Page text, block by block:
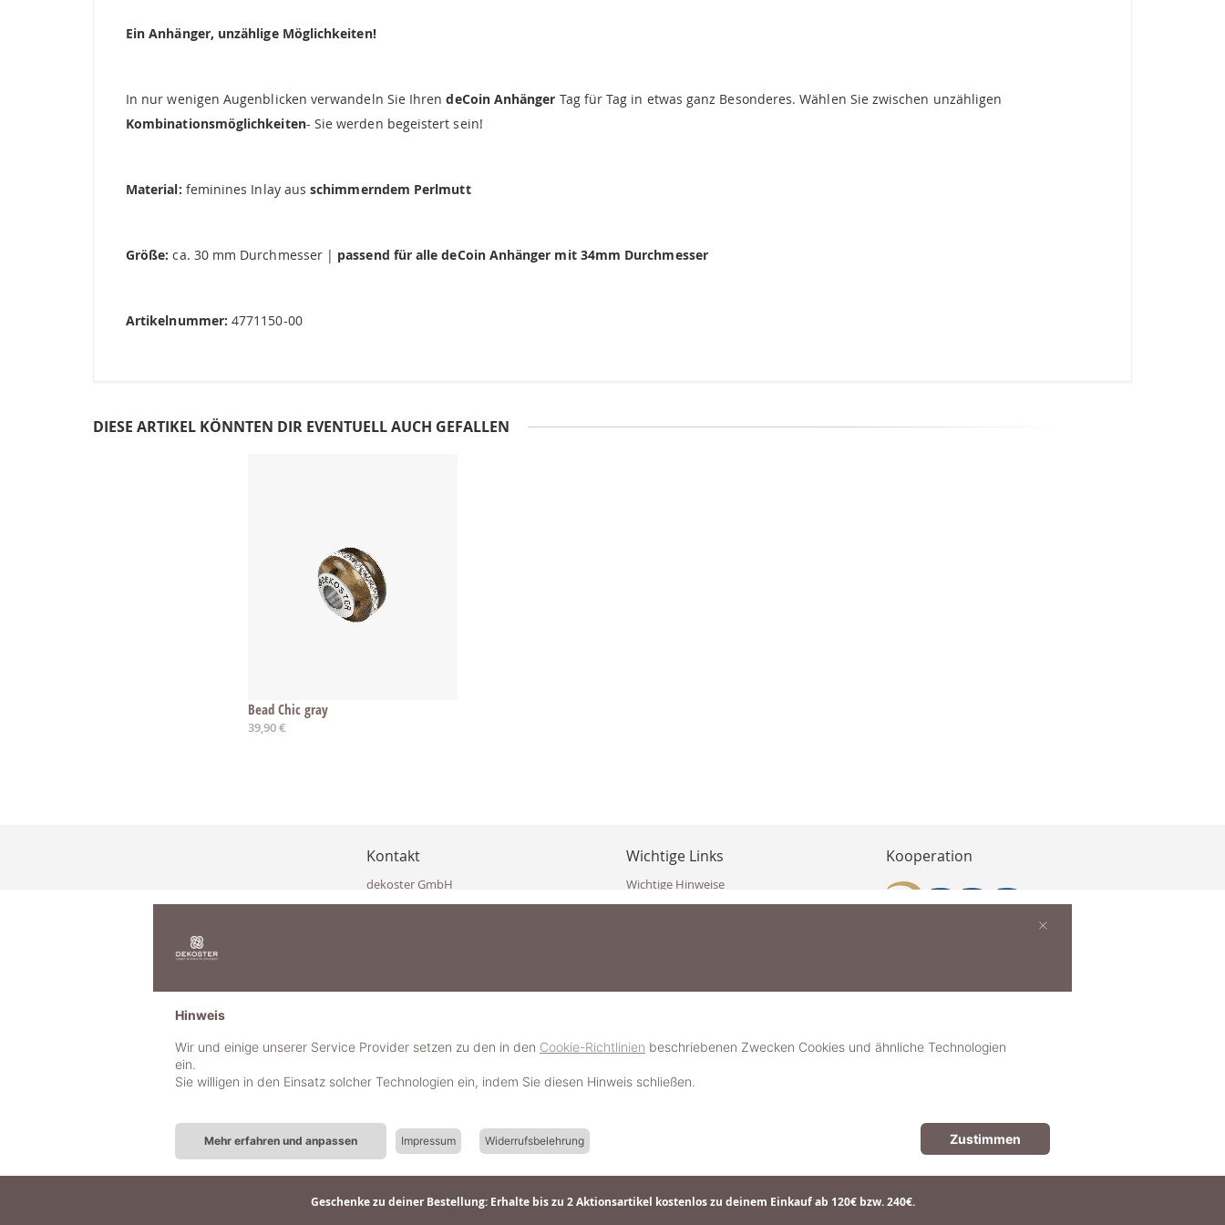
Geschenke zu deiner Bestellung: Erhalte bis zu 2 Aktionsartikel kostenlos zu deinem Einkauf ab 120€ bzw. 240€.
Ein Anhänger, unzählige Möglichkeiten!
In nur wenigen Augenblicken verwandeln Sie IhrendeCoin Anhänger Tag für Tag in etwas ganz Besonderes. Wählen Sie zwischen unzähligen
Kombinationsmöglichkeiten- Sie werden begeistert sein!
Material: feminines Inlay ausschimmerndem Perlmutt
Größe: ca. 30 mm Durchmesser | passend für alle deCoin Anhänger mit 34mm Durchmesser
Artikelnummer:4771150-00
DIESE ARTIKEL KÖNNTEN DIR EVENTUELL AUCH GEFALLEN
Bead Chic gray
39,90 €
Kontakt
dekoster GmbH
Eisenkappler Str. 10
+43 677 623 47 410 (WhatsApp)
Wichtige Links
Wichtige Hinweise
Häufig gestellte Fragen (FAQ)
Impressum
Schmuckerlebnis / Schmuckparty buchen
Schmuck- & Styleguide werden
Kooperation
© 2018-2025 dekoster GmbH
Hinweis
Wir und einige unserer Service Provider setzen zu den in den Cookie-Richtlinien beschriebenen Zwecken Cookies und ähnliche Technologien
ein.
Sie willigen in den Einsatz solcher Technologien ein, indem Sie diesen Hinweis schließen.
Mehr erfahren und anpassen Impressum Widerrufsbelehrung Zustimmen
×